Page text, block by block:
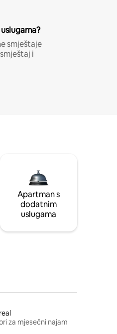
smještaje
i
Apartman s
dodatnim
uslugama
za mjesečni najam